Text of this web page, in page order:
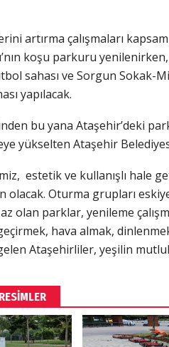
artırma çalışmaları
koşu parkuru
sahası ve Sorgun Sokak-
yapılacak.
bu yana Ataşehir’deki
yükselten Ataşehir Belediyesi,
estetik ve kullanışlı hale
olacak. Oturma grupları
olan parklar, yenileme
hava almak,
Ataşehirliler, yeşilin